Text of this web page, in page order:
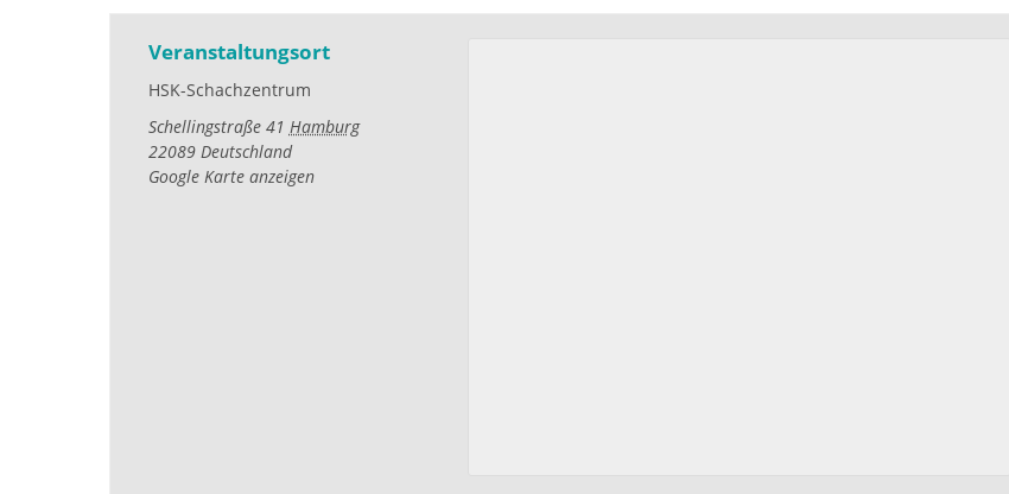
Veranstaltungsort
HSK-Schachzentrum
Schellingstraße 41 Hamburg
22089 Deutschland
Google Karte anzeigen